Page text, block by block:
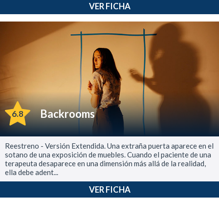
VER FICHA
6.8 Backrooms
Reestreno - Versión Extendida. Una extraña puerta aparece en el
sotano de una exposición de muebles. Cuando el paciente de una
terapeuta desaparece en una dimensión más allá de la realidad,
ella debe adent...
VER FICHA